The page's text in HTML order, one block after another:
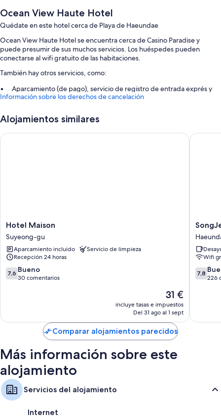
Ocean View Haute Hotel
Quédate en este hotel cerca de Playa de Haeundae
Ocean View Haute Hotel se encuentra cerca de Casino Paradise y
puede presumir de sus muchos servicios. Los huéspedes pueden
conectarse al wifi gratuito de las habitaciones.
También hay otros servicios, como:
Aparcamiento (de pago), servicio de registro de entrada exprés y
consigna de equipaje
ascensor
Características de la habitación
Información sobre los derechos de cancelación
Alojamientos similares
Hotel
Maison
Suyeong-
gu
Hotel Maison
Suyeong-gu
Aparcamiento incluido
Servicio de limpieza
Recepción 24 horas
7.6
sobre
7,6 Bueno
30 comentarios
El
precio
actual
de
31 €
31 €
incluye tasas e impuestos
Del 31 ago al 1 sept
Hotel Maison
OLLA
Hotel
Wifi
7.8
sobre
7,8
226
Comparar alojamientos parecidos
Más información sobre este
alojamiento
Servicios del alojamiento
Internet